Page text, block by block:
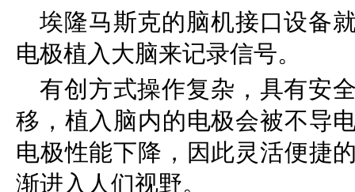
埃隆马斯克的脑机接口设备
电极植入大脑来记录信号。
有创方式操作复杂，具有安
移，植入脑内的电极会被不导
电极性能下降，因此灵活便捷
渐进入人们视野。